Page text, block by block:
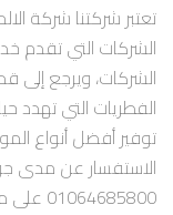
تعتبر شركتنا شركة
الشركات التي تقدم
الشركات، ويرجع إلى
الفطريات التي تهدد
توفير أفضل أنواع
الاستفسار عن مدى
01064685800 على مدار اليوم.